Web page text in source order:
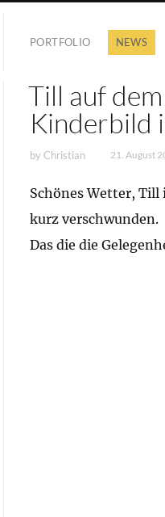
PORTFOLIO NEWS
Till auf
Kinderbild
by Christian 21. August
Schönes Wetter,
kurz verschwunden.
Das die die